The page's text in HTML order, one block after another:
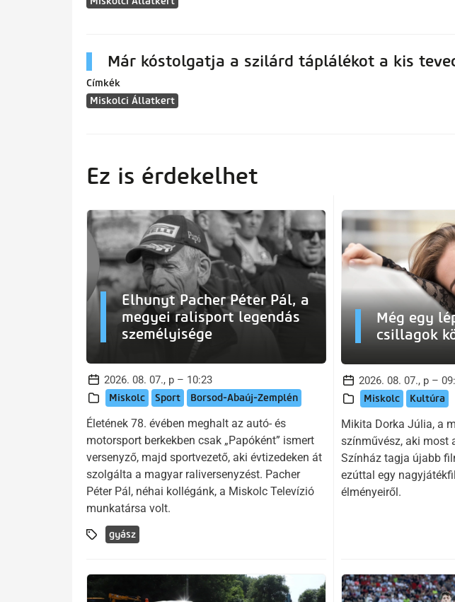
Már kóstolgatja a szilárd táplálékot a kis
Címkék
Miskolci Állatkert
Ez is érdekelhet
Elhunyt Pacher Péter Pál, a
megyei ralisport legendás
személyisége
2026. 08. 07., p – 10:23
Miskolc Sport Borsod-Abaúj-Zemplén
Életének 78. évében meghalt az autó- és
motorsport berkekben csak „Papóként” ismert
versenyző, majd sportvezető, aki évtizedeken át
szolgálta a magyar raliversenyzést. Pacher
Péter Pál, néhai kollégánk, a Miskolc Televízió
munkatársa volt.
gyász
Még egy
csillagok
2026. 08. 07., p –
Miskolc Kultúra
Mikita Dorka Júlia, a
színművész, aki most
Színház tagja újabb
ezúttal egy
élményeiről.